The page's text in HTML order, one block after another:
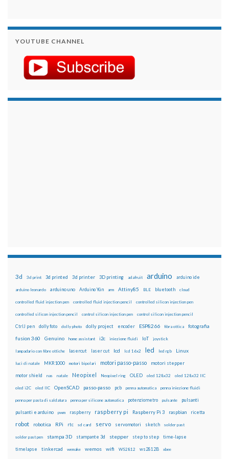
YOUTUBE CHANNEL
3d 3d print 3d printed 3d printer 3D printing adafruit arduino arduino ide
arduino leonardo arduino uno Arduino Yún arm Attiny85 BLE bluetooth cloud
controlled fluid injection pen controlled fluid injection pencil controlled silicon injection pen
controlled silicon injection pencil control silicon injection pen control silicon injection pencil
CtrlJ pen dolly foto dolly photo dolly project encoder ESP8266 fibra ottica fotografia
fusion 360 Genuino home assistant i2c iniezione fluidi IoT joystick
lampadario con fibre ottiche lasercut laser cut lcd lcd 16x2 led led rgb Linux
luci di natale MKR1000 motori bipolari motori passo-passo motori stepper
motor shield nas natale Neopixel Neopixel ring OLED oled 128x32 oled 128x32 IIC
oled i2C oled IIC OpenSCAD passo-passo pcb penna automatica penna iniezione fluidi
penna per pasta di saldatura penna per silicone automatica potenziometro pulsante pulsanti
pulsanti e arduino pwm raspberry raspberry pi Raspberry Pi 3 raspbian ricetta
robot robotica RPi rtc sd card servo servomotori sketch solder past
solder past pen stampa 3D stampante 3d stepper step to step time-lapse
timelapse tinkercad wemake wemos wifi WS2812 ws2812B xbee